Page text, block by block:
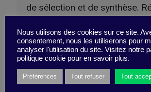
de sélection et de synthèse.
Lecture de 30 min max
Nous utilisons des cookies sur ce site.
consentement, nous les utiliserons pour
analyser l'utilisation du site. Visitez notre
politique cookie pour en savoir plus.
Préférences Tout refuser Tout